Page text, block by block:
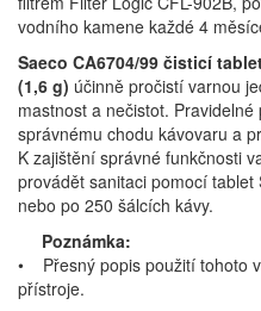
vodního kamene každé 4
Saeco CA6704/99 čisticí
(1,6 g) účinně pročistí varnou
mastnost a nečistot.
správnému chodu kávovaru a
K zajištění správné funkčnosti
provádět sanitaci pomocí
nebo po 250 šálcích kávy.
Poznámka:
• Přesný popis použití tohoto
přístroje.